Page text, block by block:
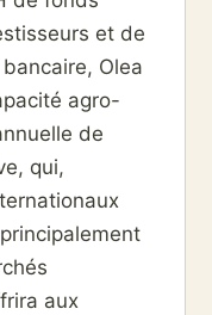
et de
Olea
agro-
de
qui,
aux